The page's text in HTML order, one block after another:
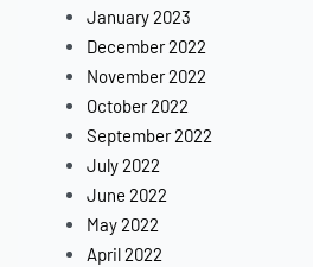
January 2023
December 2022
November 2022
October 2022
September 2022
July 2022
June 2022
May 2022
April 2022